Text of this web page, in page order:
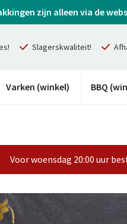
zijn alleen via de
Slagerskwaliteit!
Varken (winkel) BBQ
Voor woensdag 20:00 uur